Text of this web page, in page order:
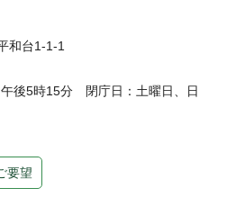
和台1-1-1
後5時15分 閉庁日：土曜日、日
要望